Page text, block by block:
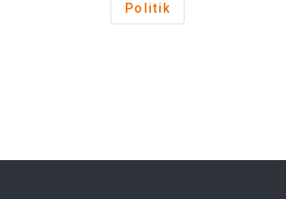
Politik